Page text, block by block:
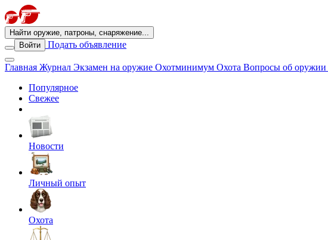
Найти оружие, патроны, снаряжение...
Войти
Подать объявление
Главная Журнал Экзамен на оружие Охотминимум Охота Вопросы об оружии
Популярное
Свежее
Новости
Личный опыт
Охота